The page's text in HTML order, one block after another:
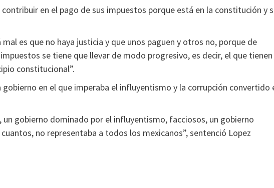
en el pago de sus impuestos porque está en la constitución y
es que no haya justicia y que unos paguen y otros no, porque de
se tiene que llevar de modo progresivo, es decir, el que tienen
constitucional”.
en el que imperaba el influyentismo y la corrupción convertido
gobierno dominado por el influyentismo, facciosos, un gobierno
no representaba a todos los mexicanos”, sentenció Lopez